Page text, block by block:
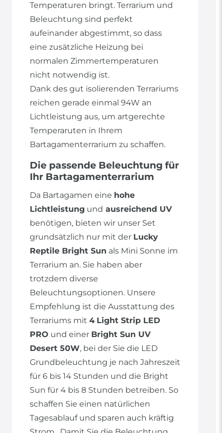
Temperaturen bringt. Terrarium und
Beleuchtung sind perfekt
aufeinander abgestimmt, so dass
eine zusätzliche Heizung bei
normalen Zimmertemperaturen
nicht notwendig ist.
Dank des gut isolierenden Terrariums
reichen gerade einmal 94W an
Lichtleistung aus, um artgerechte
Temperaruten in Ihrem
Bartagamenterrarium zu schaffen.
Die passende Beleuchtung für
Ihr Bartagamenterrarium
Da Bartagamen eine hohe
Lichtleistung und ausreichend UV
benötigen, bieten wir unser Set
grundsätzlich nur mit der Lucky
Reptile Bright Sun als Mini Sonne im
Terrarium an. Sie haben aber
trotzdem diverse
Beleuchtungsoptionen. Unsere
Empfehlung ist die Ausstattung des
Terrariums mit 4 Light Strip LED
PRO und einer Bright Sun UV
Desert 50W, bei der Sie die LED
Grundbeleuchtung je nach Jahreszeit
für 6 bis 14 Stunden und die Bright
Sun für 4 bis 8 Stunden betreiben. So
schaffen Sie einen natürlichen
Tagesablauf und sparen auch kräftig